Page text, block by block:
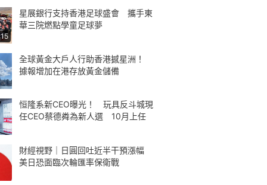
星展銀行支持香港足球盛會 攜手東
華三院燃點學童足球夢
全球黃金大戶人行助香港撼星洲！
據報增加在港存放黃金儲備
恒隆系新CEO曝光！ 玩具反斗城現
任CEO蔡德粦為新人選 10月上任
財經視野｜日圓回吐近半干預漲幅
美日恐面臨次輪匯率保衛戰